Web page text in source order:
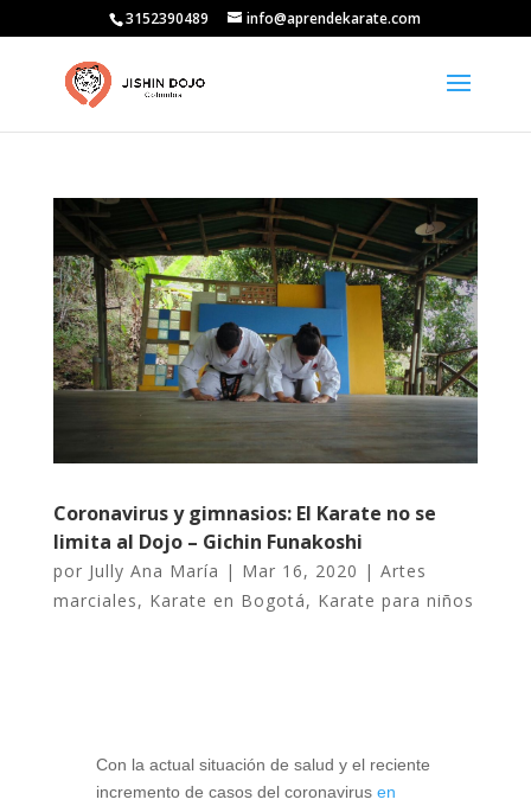
3152390489 info@aprendekarate.com
Coronavirus y gimnasios: El Karate no se
limita al Dojo – Gichin Funakoshi
por Jully Ana María | Mar 16, 2020 | Artes
marciales, Karate en Bogotá, Karate para niños
Con la actual situación de salud y el reciente
incremento de casos del coronavirus en